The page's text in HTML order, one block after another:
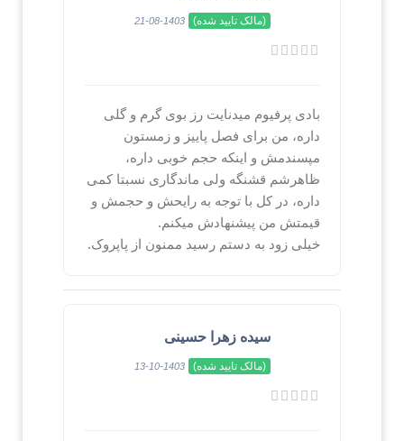
(مالک تایید شده) 1403-08-21
بادی پرفیوم میدنایت رز بوی گرم و گلی
داره، من برای فصل پاییز و زمستون
مپسندمش و اینکه حجم خوبی داره،
ظاهرشم قشنگه ولی ماندگاری نسبتا کمی
داره، در کل با توجه به رایحش و حجمش و
قیمتش من پیشنهادش میکنم.
خیلی زود به دستم رسید ممنون از پاپروک.
سیده زهرا حسینی
(مالک تایید شده) 1403-10-13